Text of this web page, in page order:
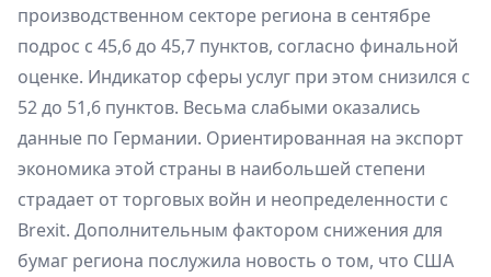
производственном секторе региона в сентябре
подрос с 45,6 до 45,7 пунктов, согласно финальной
оценке. Индикатор сферы услуг при этом снизился с
52 до 51,6 пунктов. Весьма слабыми оказались
данные по Германии. Ориентированная на экспорт
экономика этой страны в наибольшей степени
страдает от торговых войн и неопределенности с
Brexit. Дополнительным фактором снижения для
бумаг региона послужила новость о том, что США